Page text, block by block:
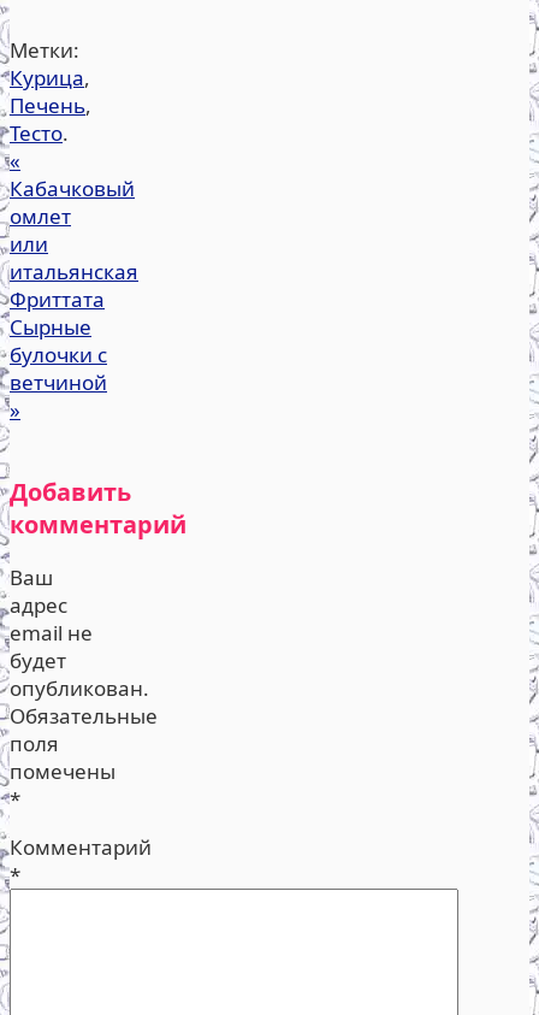
Метки:
Курица,
Печень,
Тесто.
«
Кабачковый
омлет
или
итальянская
Фриттата
Сырные
булочки с
ветчиной
»
Добавить
комментарий
Ваш
адрес
email не
будет
опубликован.
Обязательные
поля
помечены
*
Комментарий
*